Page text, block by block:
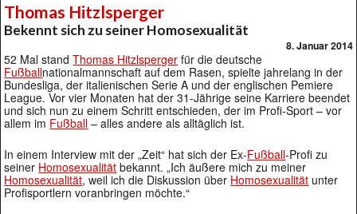
Thomas Hitzlsperger
Bekennt sich zu seiner Homosexualität
8. Januar 2014
52 Mal standThomas Hitzlsperger für die deutsche
Fußballnationalmannschaft auf dem Rasen, spielte jahrelang in der
Bundesliga, der italienischen Serie A und der englischen Pemiere
League. Vor vier Monaten hat der 31-Jährige seine Karriere beendet
und sich nun zu einem Schritt entschieden, der im Profi-Sport – vor
allem im Fußball – alles andere als alltäglich ist.
In einem Interview mit der „Zeit“ hat sich der Ex-Fußball-Profi zu
seiner Homosexualität bekannt. „Ich äußere mich zu meiner
Homosexualität, weil ich die Diskussion über Homosexualität unter
Profisportlern voranbringen möchte.“